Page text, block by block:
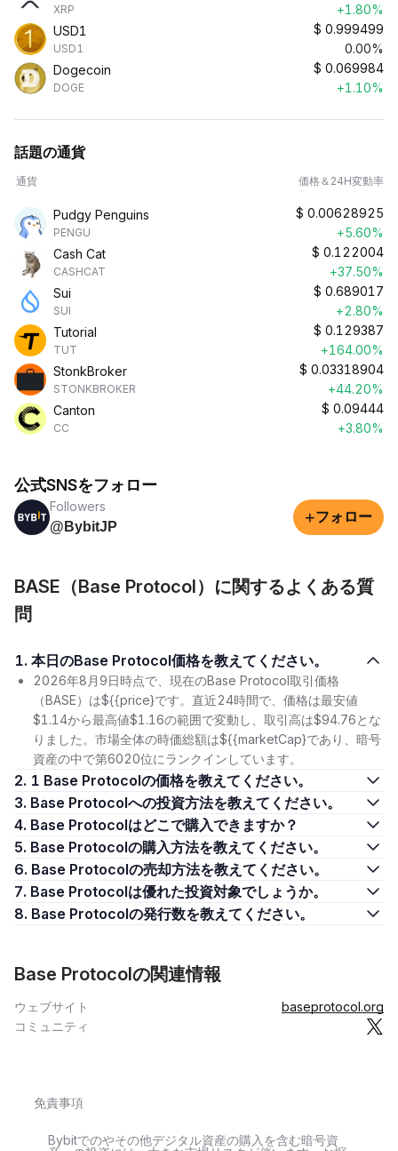
XRP
+1.80%
USD1
USD1
$ 0.999499
0.00%
Dogecoin
DOGE
$ 0.069984
+1.10%
話題の通貨
通貨 価格＆24H変動率
Pudgy Penguins
PENGU
$ 0.00628925
+5.60%
Cash Cat
CASHCAT
$ 0.122004
+37.50%
Sui
SUI
$ 0.689017
+2.80%
Tutorial
TUT
$ 0.129387
+164.00%
StonkBroker
STONKBROKER
$ 0.03318904
+44.20%
Canton
CC
$ 0.09444
+3.80%
公式SNSをフォロー
Followers
@BybitJP
+フォロー
BASE（Base Protocol）に関するよくある質
問
1. 本日のBase Protocol価格を教えてください。
2026年8月9日時点で、現在のBase Protocol取引価格
（BASE）は${{price}です。直近24時間で、価格は最安値
$1.14から最高値$1.16の範囲で変動し、取引高は$94.76とな
りました。市場全体の時価総額は${{marketCap}であり、暗号
資産の中で第6020位にランクインしています。
2. 1 Base Protocolの価格を教えてください。
3. Base Protocolへの投資方法を教えてください。
4. Base Protocolはどこで購入できますか？
5. Base Protocolの購入方法を教えてください。
6. Base Protocolの売却方法を教えてください。
7. Base Protocolは優れた投資対象でしょうか。
8. Base Protocolの発行数を教えてください。
Base Protocolの関連情報
ウェブサイト
baseprotocol.org
コミュニティ
免責事項
Bybitでのやその他デジタル資産の購入を含む暗号資